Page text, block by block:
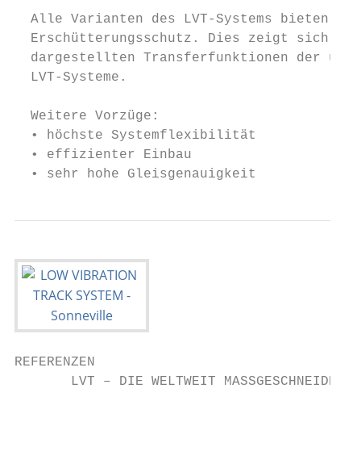
Alle Varianten des LVT-Systems bieten
Erschütterungsschutz. Dies zeigt sich
dargestellten Transferfunktionen der
LVT-Systeme.
Weitere Vorzüge:
• höchste Systemflexibilität
  • effizienter Einbau
  • sehr hohe Gleisgenauigkeit
REFERENZEN
LVT – DIE WELTWEIT